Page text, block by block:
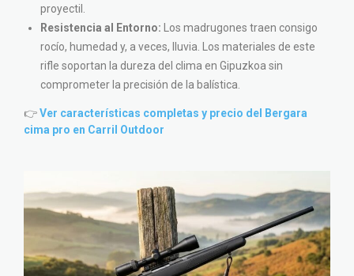
proyectil.
Resistencia al Entorno: Los madrugones traen consigo
rocío, humedad y, a veces, lluvia. Los materiales de este
rifle soportan la dureza del clima en Gipuzkoa sin
comprometer la precisión de la balística.
👉Ver características completas y precio del Bergara
cima pro en Carril Outdoor